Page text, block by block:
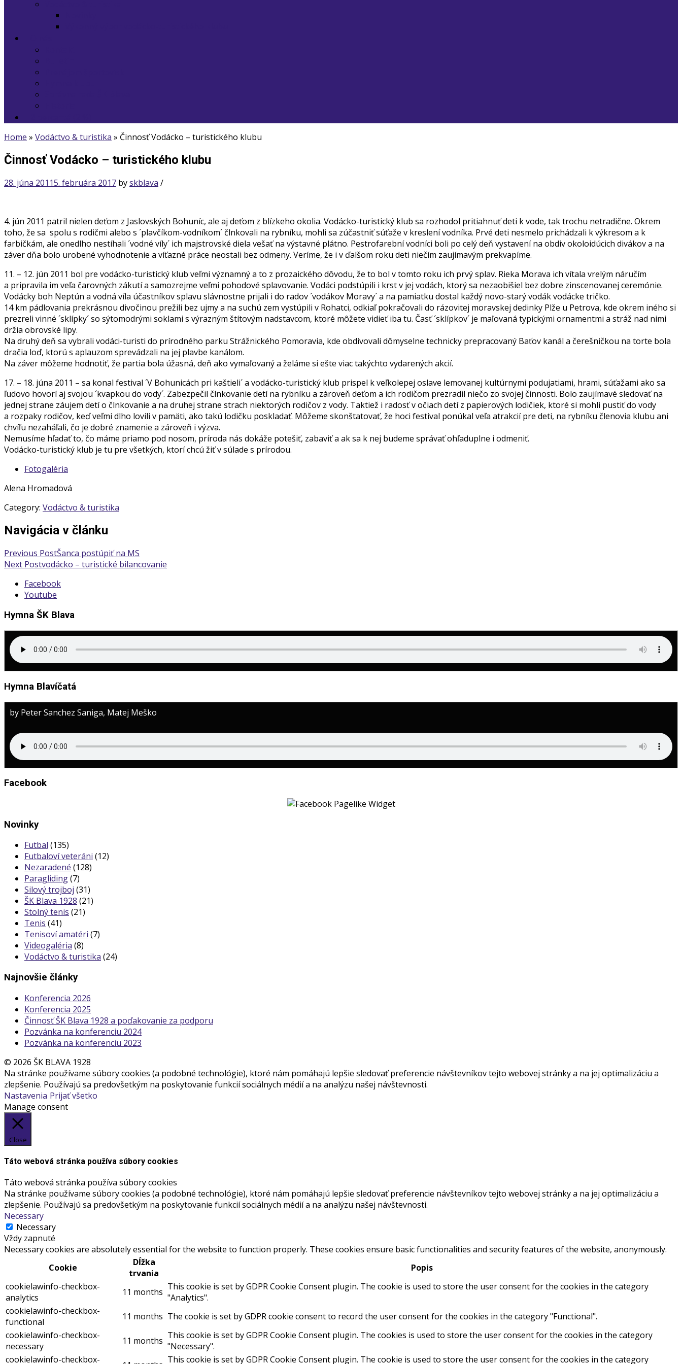
Home » Vodáctvo & turistika » Činnosť Vodácko – turistického klubu
Činnosť Vodácko – turistického klubu
28. júna 20115. februára 2017 byskblava /
4. jún 2011 patril nielen deťom z Jaslovských Bohuníc, ale aj deťom z blízkeho okolia. Vodácko-turistický klub sa rozhodol pritiahnuť deti k vode, tak trochu netradične. Okrem
toho, že sa spolu s rodičmi alebo s ´plavčíkom-vodníkom´ člnkovali na rybníku, mohli sa zúčastniť súťaže v kreslení vodníka. Prvé deti nesmelo prichádzali k výkresom a k
farbičkám, ale onedlho nestíhali ´vodné víly´ ich majstrovské diela vešať na výstavné plátno. Pestrofarební vodníci boli po celý deň vystavení na obdiv okoloidúcich divákov a na
záver dňa bolo urobené vyhodnotenie a víťazné práce neostali bez odmeny. Veríme, že i v ďalšom roku deti niečím zaujímavým prekvapíme.
11. – 12. jún 2011 bol pre vodácko-turistický klub veľmi významný a to z prozaického dôvodu, že to bol v tomto roku ich prvý splav. Rieka Morava ich vítala vrelým náručím
a pripravila im veľa čarovných zákutí a samozrejme veľmi pohodové splavovanie. Vodáci podstúpili i krst v jej vodách, ktorý sa nezaobišiel bez dobre zinscenovanej ceremónie.
Vodácky boh Neptún a vodná víla účastníkov splavu slávnostne prijali i do radov ´vodákov Moravy´ a na pamiatku dostal každý novo-starý vodák vodácke tričko.
14 km pádlovania prekrásnou divočinou prežili bez ujmy a na suchú zem vystúpili v Rohatci, odkiaľ pokračovali do rázovitej moravskej dedinky Plže u Petrova, kde okrem iného si
prezreli vinné ´sklípky´ so sýtomodrými soklami s výrazným štítovým nadstavcom, ktoré môžete vidieť iba tu. Časť ´sklípkov´ je maľovaná typickými ornamentmi a stráž nad nimi
držia obrovské lipy.
Na druhý deň sa vybrali vodáci-turisti do prírodného parku Strážnického Pomoravia, kde obdivovali dômyselne technicky prepracovaný Baťov kanál a čerešničkou na torte bola
dračia loď, ktorú s aplauzom sprevádzali na jej plavbe kanálom.
Na záver môžeme hodnotiť, že partia bola úžasná, deň ako vymaľovaný a želáme si ešte viac takýchto vydarených akcií.
17. – 18. júna 2011 – sa konal festival ´V Bohunicách pri kaštieli´ a vodácko-turistický klub prispel k veľkolepej oslave lemovanej kultúrnymi podujatiami, hrami, súťažami ako sa
ľudovo hovorí aj svojou ´kvapkou do vody´. Zabezpečil člnkovanie detí na rybníku a zároveň deťom a ich rodičom prezradil niečo zo svojej činnosti. Bolo zaujímavé sledovať na
jednej strane záujem detí o člnkovanie a na druhej strane strach niektorých rodičov z vody. Taktiež i radosť v očiach detí z papierových lodičiek, ktoré si mohli pustiť do vody
a rozpaky rodičov, keď veľmi dlho lovili v pamäti, ako takú lodičku poskladať. Môžeme skonštatovať, že hoci festival ponúkal veľa atrakcií pre deti, na rybníku členovia klubu ani
chvíľu nezaháľali, čo je dobré znamenie a zároveň i výzva.
Nemusíme hľadať to, čo máme priamo pod nosom, príroda nás dokáže potešiť, zabaviť a ak sa k nej budeme správať ohľaduplne i odmeniť.
Vodácko-turistický klub je tu pre všetkých, ktorí chcú žiť v súlade s prírodou.
Fotogaléria
Alena Hromadová
Category: Vodáctvo & turistika
Navigácia v článku
Previous PostŠanca postúpiť na MS
Next Postvodácko – turistické bilancovanie
Facebook
Youtube
Hymna ŠK Blava
Hymna Blavíčatá
by Peter Sanchez Saniga, Matej Meško
Facebook
Novinky
Futbal (135)
Futbaloví veteráni (12)
Nezaradené (128)
Paragliding(7)
Silový trojboj (31)
ŠK Blava 1928 (21)
Stolný tenis (21)
Tenis (41)
Tenisoví amatéri (7)
Videogaléria (8)
Vodáctvo & turistika (24)
Najnovšie články
Konferencia 2026
Konferencia 2025
Činnosť ŠK Blava 1928 a poďakovanie za podporu
Pozvánka na konferenciu 2024
Pozvánka na konferenciu 2023
© 2026 ŠK BLAVA 1928
Na stránke používame súbory cookies (a podobné technológie), ktoré nám pomáhajú lepšie sledovať preferencie návštevníkov tejto webovej stránky a na jej optimalizáciu a
zlepšenie. Používajú sa predovšetkým na poskytovanie funkcií sociálnych médií a na analýzu našej návštevnosti.
Nastavenia Prijať všetko
Manage consent
Close
Táto webová stránka používa súbory cookies
Táto webová stránka používa súbory cookies
Na stránke používame súbory cookies (a podobné technológie), ktoré nám pomáhajú lepšie sledovať preferencie návštevníkov tejto webovej stránky a na jej optimalizáciu a
zlepšenie. Používajú sa predovšetkým na poskytovanie funkcií sociálnych médií a na analýzu našej návštevnosti.
Necessary
Necessary
Vždy zapnuté
Necessary cookies are absolutely essential for the website to function properly. These cookies ensure basic functionalities and security features of the website, anonymously.
Cookie
Dĺžka
trvania
Popis
cookielawinfo-checkbox-
analytics
11 months This cookie is set by GDPR Cookie Consent plugin. The cookie is used to store the user consent for the cookies in the category
"Analytics".
cookielawinfo-checkbox-
functional
11 months The cookie is set by GDPR cookie consent to record the user consent for the cookies in the category "Functional".
cookielawinfo-checkbox-
necessary
11 months This cookie is set by GDPR Cookie Consent plugin. The cookies is used to store the user consent for the cookies in the category
"Necessary".
cookielawinfo-checkbox-
This cookie is set by GDPR Cookie Consent plugin. The cookie is used to store the user consent for the cookies in the category